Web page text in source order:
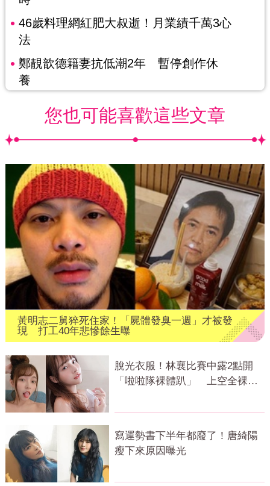
46歲料理網紅肥大叔逝！月業績千萬3心
法
鄭靚歆德籍妻抗低潮2年 暫停創作休
養
您也可能喜歡這些文章
黃明志二舅猝死住家！「屍體發臭一週」才被發
現 打工40年悲慘餘生曝
脫光衣服！林襄比賽中露2點開
「啦啦隊裸體趴」 上空全裸被
寫運勢書下半年都廢了！唐綺陽
瘦下來原因曝光